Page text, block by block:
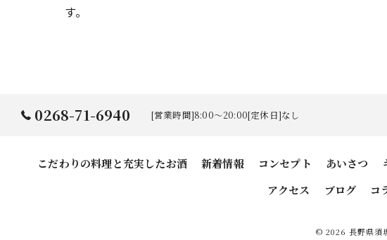
す。
0268-71-6940 [営業時間]8:00～20:00[定休日]なし
こだわりの料理と充実したお酒 新着情報 コンセプト あいさつ
アクセス
ブログ コ
© 2026 長野県須